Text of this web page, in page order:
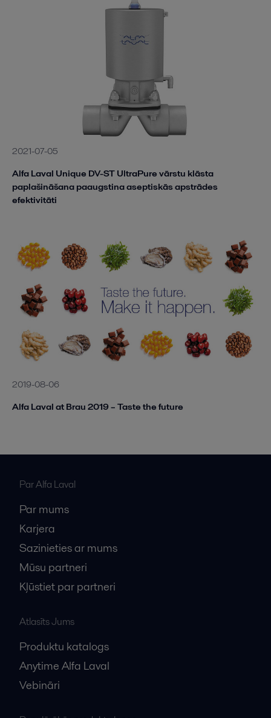
2021-07-05
Alfa Laval Unique DV-ST UltraPure vārstu klāsta
paplašināšana paaugstina aseptiskās apstrādes
efektivitāti
2019-08-06
Alfa Laval at Brau 2019 – Taste the future
Par Alfa Laval
Par mums
Karjera
Sazinieties ar mums
Mūsu partneri
Kļūstiet par partneri
Atlasīts Jums
Produktu katalogs
Anytime Alfa Laval
Vebināri